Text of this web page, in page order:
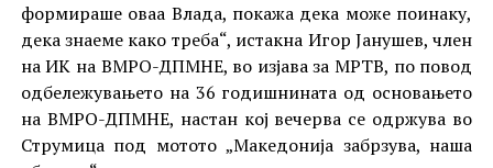
формираше оваа Влада, покажа дека може поинаку,
дека знаеме како треба“, истакна Игор Јанушев, член
на ИК на ВМРО-ДПМНЕ, во изјава за МРТВ, по повод
одбележувањето на 36 годишнината од основањето
на ВМРО-ДПМНЕ, настан кој вечерва се одржува во
Струмица под мотото „Македонија забрзува, наша